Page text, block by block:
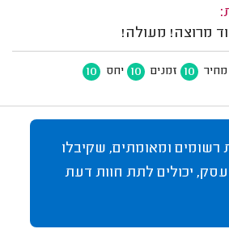
מרוצה! מעולה!
מחיר 10 זמנים 10 יחס 10
רשומים ומאומתים, שקיבלו
יכולים לתת חוות דעת